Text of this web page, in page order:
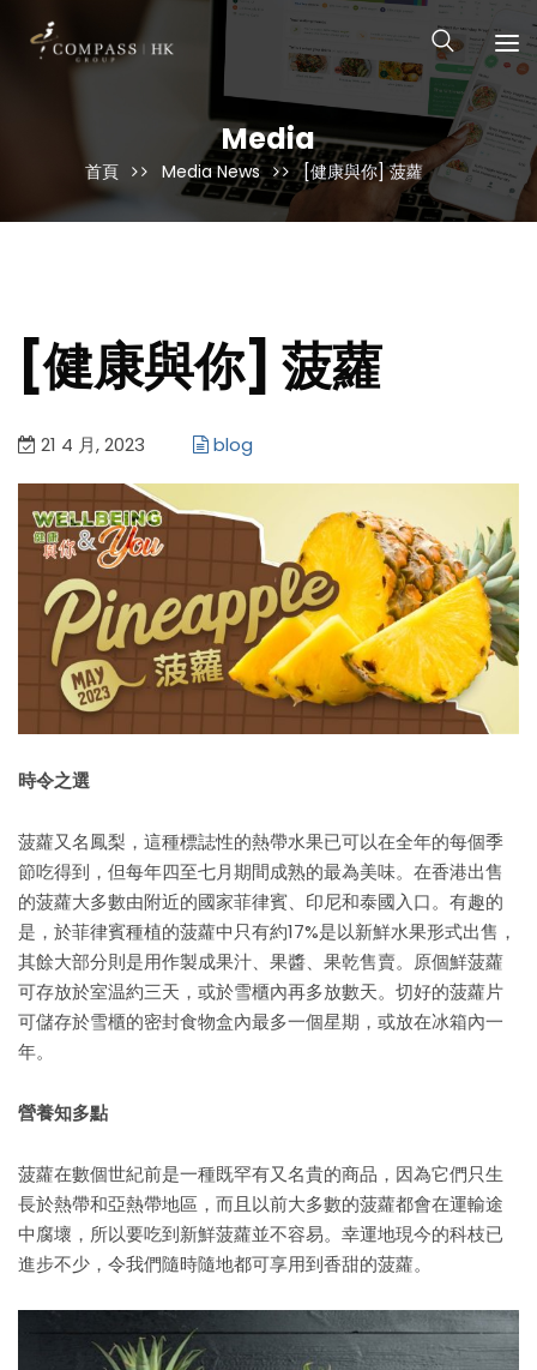
Media
首頁 Media News [健康與你] 菠蘿
[健康與你] 菠蘿
21 4 月, 2023 blog
時令之選
菠蘿又名鳳梨，這種標誌性的熱帶水果已可以在全年的每個季
節吃得到，但每年四至七月期間成熟的最為美味。在香港出售
的菠蘿大多數由附近的國家菲律賓、印尼和泰國入口。有趣的
是，於菲律賓種植的菠蘿中只有約17%是以新鮮水果形式出售，
其餘大部分則是用作製成果汁、果醬、果乾售賣。原個鮮菠蘿
可存放於室温約三天，或於雪櫃內再多放數天。切好的菠蘿片
可儲存於雪櫃的密封食物盒內最多一個星期，或放在冰箱內一
年。
營養知多點
菠蘿在數個世紀前是一種既罕有又名貴的商品，因為它們只生
長於熱帶和亞熱帶地區，而且以前大多數的菠蘿都會在運輸途
中腐壞，所以要吃到新鮮菠蘿並不容易。幸運地現今的科枝已
進步不少，令我們隨時隨地都可享用到香甜的菠蘿。